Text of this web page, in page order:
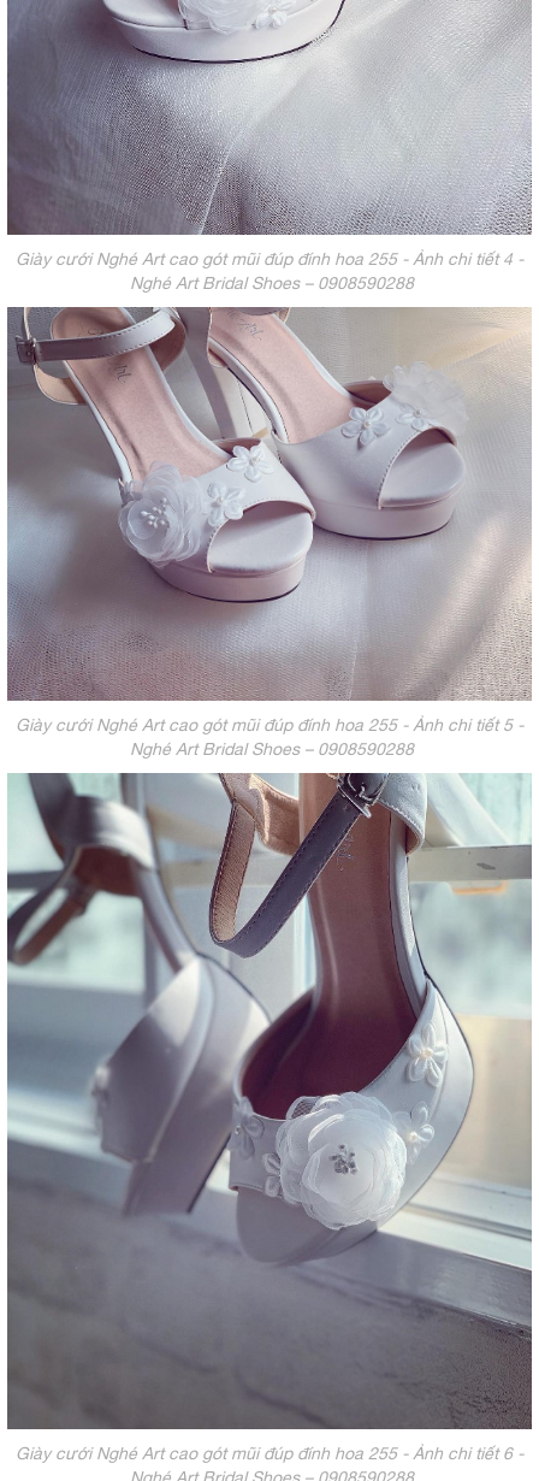
Giày cưới Nghé Art cao gót mũi đúp đính hoa 255 - Ảnh chi tiết 4 -
Nghé Art Bridal Shoes – 0908590288
Giày cưới Nghé Art cao gót mũi đúp đính hoa 255 - Ảnh chi tiết 5 -
Nghé Art Bridal Shoes – 0908590288
Giày cưới Nghé Art cao gót mũi đúp đính hoa 255 - Ảnh chi tiết 6 -